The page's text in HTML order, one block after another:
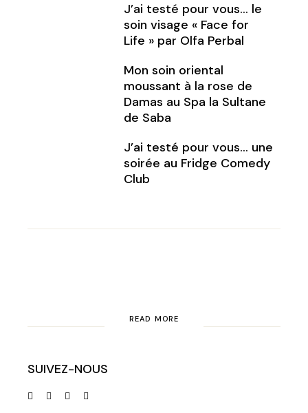
J’ai testé pour vous… le
soin visage « Face for
Life » par Olfa Perbal
Mon soin oriental
moussant à la rose de
Damas au Spa la Sultane
de Saba
J’ai testé pour vous… une
soirée au Fridge Comedy
Club
READ MORE
SUIVEZ-NOUS